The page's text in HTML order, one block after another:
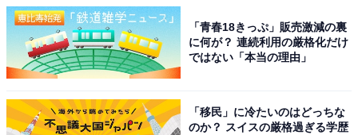
「青春18きっぷ」販売激減の裏
に何が？ 連続利用の厳格化だけ
ではない「本当の理由」
「移民」に冷たいのはどっちな
のか？ スイスの厳格過ぎる学歴